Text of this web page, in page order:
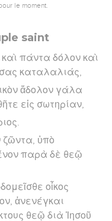
le moment.
saint
πάντα δόλον καὶ
καταλαλιάς,
ἄδολον γάλα
εἰς σωτηρίαν,
ζῶντα, ὑπὸ
παρὰ δὲ θεῷ
οἶκος
ἀνενέγκαι
θεῷ διὰ Ἰησοῦ